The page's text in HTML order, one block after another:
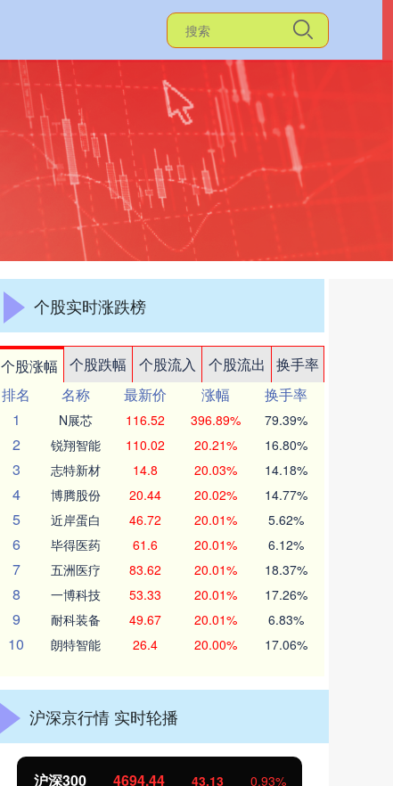
个股实时涨跌榜
个股涨幅 个股跌幅 个股流入 个股流出
换手率
排名
名称 最新价 涨幅
换手率
1
N展芯 116.52 396.89% 79.39%
2 锐翔智能 110.02 20.21% 16.80%
3 志特新材 14.8 20.03% 14.18%
4 博腾股份 20.44 20.02% 14.77%
5 近岸蛋白 46.72 20.01% 5.62%
6 毕得医药 61.6 20.01% 6.12%
7 五洲医疗 83.62 20.01% 18.37%
8 一博科技 53.33 20.01% 17.26%
9 耐科装备 49.67 20.01% 6.83%
10 朗特智能 26.4 20.00% 17.06%
沪深京行情 实时轮播
北证50 1134.24 11.37 1.01%